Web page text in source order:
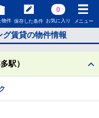
物件 保存した条件
0
お気に入り メニュー
賃貸の物件情報
駅）